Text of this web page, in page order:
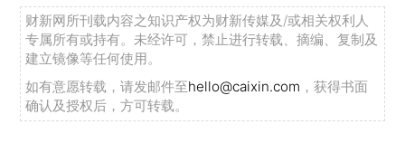
财新网所刊载内容之知识产权为财新传媒及/或相关权利人
专属所有或持有。未经许可，禁止进行转载、摘编、复制及
建立镜像等任何使用。
如有意愿转载，请发邮件至hello@caixin.com ，获得书面
确认及授权后，方可转载。